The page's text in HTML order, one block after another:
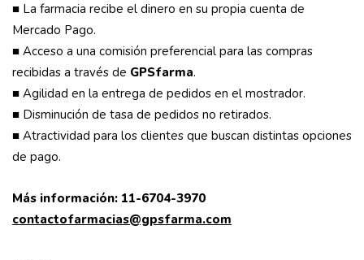
■ La farmacia recibe el dinero en su propia cuenta de
Mercado Pago.
■ Acceso a una comisión preferencial para las compras
recibidas a través de GPSfarma.
■ Agilidad en la entrega de pedidos en el mostrador.
■ Disminución de tasa de pedidos no retirados.
■ Atractividad para los clientes que buscan distintas opciones
de pago.
Más información: 11-6704-3970
contactofarmacias@gpsfarma.com